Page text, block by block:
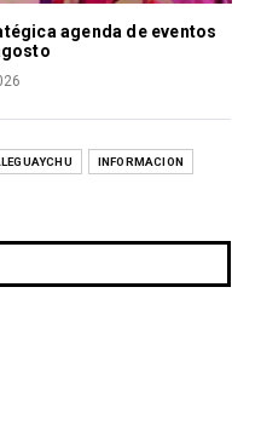
agenda de eventos
INFORMACION